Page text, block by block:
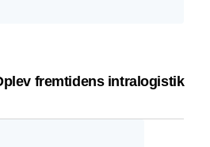
fremtidens intralogistik